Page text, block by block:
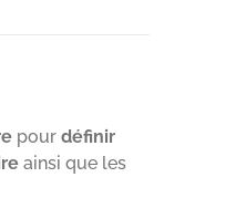
pour définir
ainsi que les